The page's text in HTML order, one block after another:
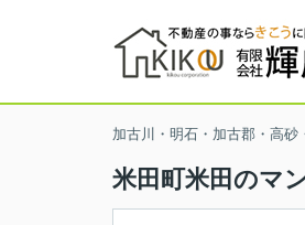
加古川・明石・加古郡・高
米田町米田のマ